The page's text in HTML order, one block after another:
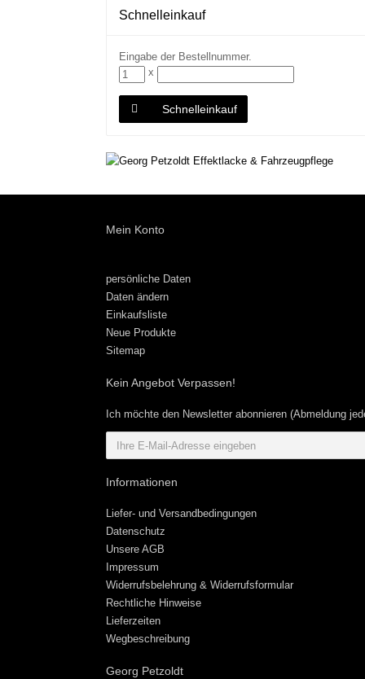
Schnelleinkauf
Eingabe der Bestellnummer.
x
Schnelleinkauf
Mein Konto
persönliche Daten
Daten ändern
Einkaufsliste
Neue Produkte
Sitemap
Kein Angebot Verpassen!
Ich möchte den Newsletter abonnieren (Abmeldung
Informationen
Liefer- und Versandbedingungen
Datenschutz
Unsere AGB
Impressum
Widerrufsbelehrung & Widerrufsformular
Rechtliche Hinweise
Lieferzeiten
Wegbeschreibung
Georg Petzoldt